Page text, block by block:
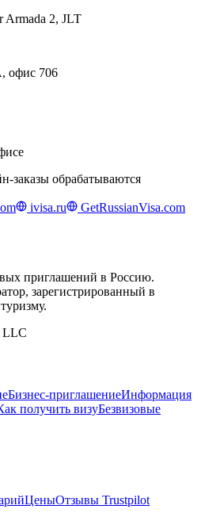
2, JLT
офис 706
заказы обрабатываются
ivisa.ru
GetRussianVisa.com
приглашений в Россию.
зарегистрированный в
LLC
Бизнес-приглашениеИнформация
получить визуБезвизовые
ЦеныОтзывы Trustpilot